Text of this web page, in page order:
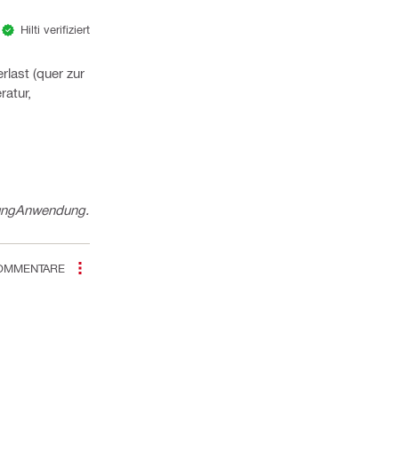
Hilti verifiziert
(quer zur
Anwendung.